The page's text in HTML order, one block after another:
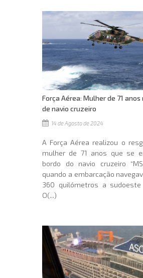
Força Aérea: Mulher de 71
de navio cruzeiro
14 de Agosto de 2024
A Força Aérea realizou o
mulher de 71 anos que se
bordo do navio cruzeiro
quando a embarcação
360 quilómetros a
O(...)